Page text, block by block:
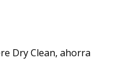
Dry Clean, ahorra